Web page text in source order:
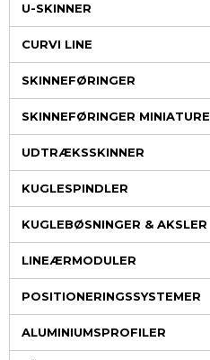
U-SKINNER
CURVI LINE
SKINNEFØRINGER
SKINNEFØRINGER MINIATURE
UDTRÆKSSKINNER
KUGLESPINDLER
KUGLEBØSNINGER & AKSLER
LINEÆRMODULER
POSITIONERINGSSYSTEMER
ALUMINIUMSPROFILER